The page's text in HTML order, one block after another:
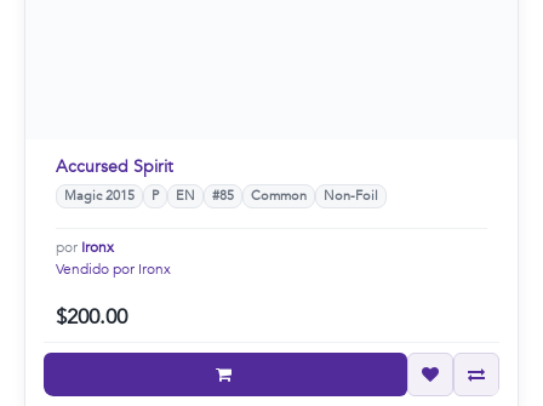
Accursed Spirit
Magic 2015 P EN #85 Common Non-Foil
por Ironx
Vendido por Ironx
$200.00